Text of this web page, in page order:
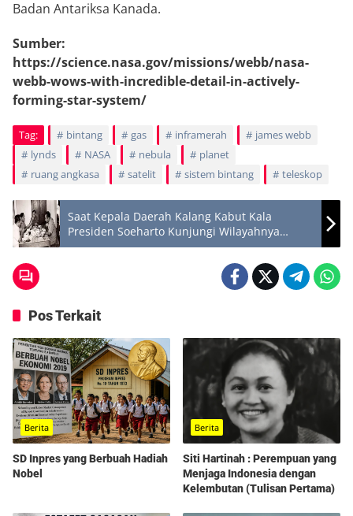
Badan Antariksa Kanada.
Sumber:
https://science.nasa.gov/missions/webb/nasa-
webb-wows-with-incredible-detail-in-actively-
forming-star-system/
Tag: bintang gas inframerah
james webb
lynds
NASA nebula
planet
ruang angkasa
satelit sistem bintang teleskop
Saat Kepala Daerah Kalang Kabut Kala
Presiden Soeharto Kunjungi Wilayahnya
Diam-diam
Pos Terkait
Berita
SD Inpres yang Berbuah Hadiah
Nobel
Berita
Siti Hartinah : Perempuan yang
Menjaga Indonesia dengan
Kelembutan (Tulisan Pertama)